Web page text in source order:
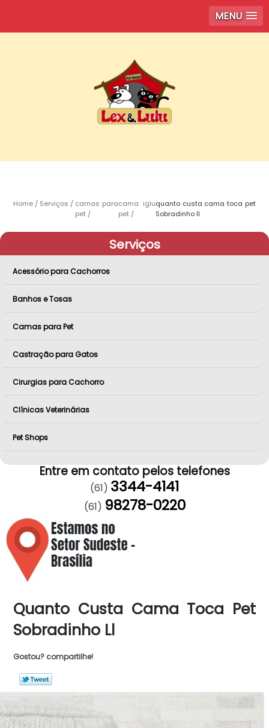
MENU
Home Serviços
camas para
pet
cama iglu
pet
quanto custa cama toca pet
Sobradinho ll
Serviços
Acessório para Cachorros
Banhos e Tosas
Camas para Pet
Castração para Gatos
Cirurgias para Cachorro
Clínicas Veterinárias
Pet Shops
Entre em contato pelos telefones
(61) 3344-4141
(61) 98278-0220
Quanto Custa Cama Toca Pet
Sobradinho Ll
Gostou? compartilhe!